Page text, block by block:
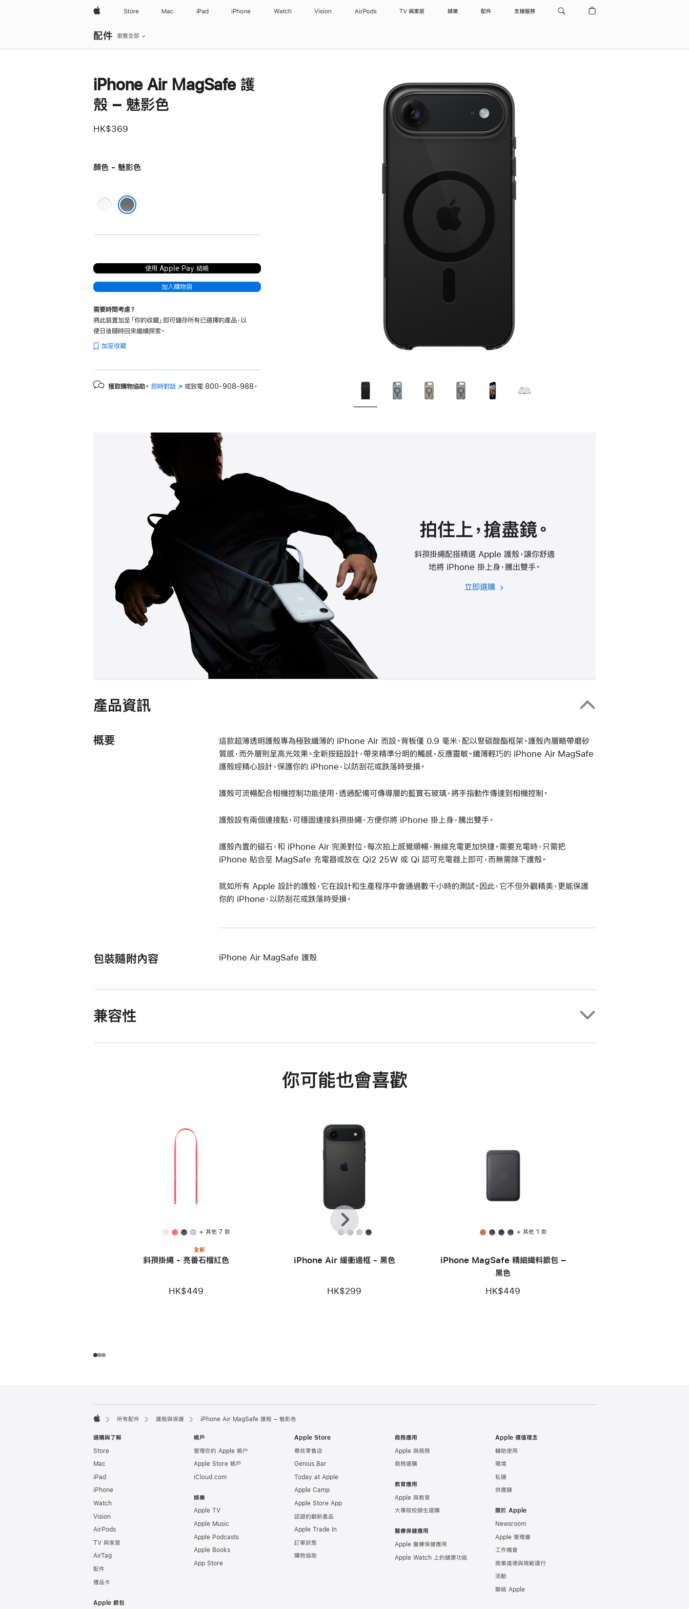
Apple Store Mac iPad iPhone Watch Vision AirPods TV 與家居 娛樂 配件 支援服務
配件
覽
瀏覽全部
iPhone Air MagSafe 護
殼 – 魅影色
HK$369
顏色 - 魅影色
霜
使用 Apple Pay 結帳
加入購物袋
需要時間考慮？
將此裝置加至「你的收藏」即可儲存所有已選擇的產品，以
便日後隨時回來繼續探索。
加至收藏
獲取購物協助。 即時對話 (以 或致電 800-908-988。
拍住上，搶盡鏡。
斜孭掛繩配搭精選 Apple 護殼，讓你舒適
地將 iPhone 掛上身，騰出雙手。
立即選購 適
產品資訊
概要
這款超薄透明護殼專為極致纖薄的 iPhone Air 而設。背板僅 0.9 毫米，配以聚碳酸酯框架。護殼內層略帶磨砂
質感，而外層則呈高光效果。全新按鈕設計，帶來精準分明的觸感，反應靈敏。纖薄輕巧的 iPhone Air MagSafe
護殼經精心設計，保護你的 iPhone，以防刮花或跌落時受損。
護殼可流暢配合相機控制功能使用，透過配備可傳導層的藍寶石玻璃，將手指動作傳達到相機控制。
護殼設有兩個連接點，可穩固連接斜孭掛繩，方便你將 iPhone 掛上身，騰出雙手。
護殼內置的磁石，和 iPhone Air 完美對位，每次拍上感覺順暢，無線充電更加快捷。需要充電時，只需把
iPhone 貼合至 MagSafe 充電器或放在 Qi2 25W 或 Qi 認可充電器上即可，而無需除下護殼。
就如所有 Apple 設計的護殼，它在設計和生產程序中會通過數千小時的測試。因此，它不但外觀精美，更能保護
你的 iPhone，以防刮花或跌落時受損。
包裝隨附內容 iPhone Air MagSafe 護殼
兼容性
你可能也會喜歡
+ 其他 7 款
全新
斜孭掛繩 - 亮番石榴紅色
HK$449
iPhone Air 緩衝邊框 - 黑色
HK$299
+ 其他 1 款
iPhone MagSafe 精細織料銀包 –
黑色
HK$449
上
一
頁
下
一
步
腳
所有配件 護殼與保護 iPhone Air MagSafe 護殼 – 魅影色
選購與了解
Store
Mac
iPad
iPhone
Watch
Vision
AirPods
TV 與家居
AirTag
配件
禮品卡
Apple 銀包
帳戶
管理你的 Apple 帳户
Apple Store 帳戶
iCloud.com
娛樂
Apple TV
Apple Music
Apple Podcasts
Apple Books
App Store
Apple Store
尋找零售店
Genius Bar
Today at Apple
Apple Camp
Apple Store App
認證的翻新產品
Apple Trade In
訂單狀態
購物協助
商務應用
Apple 與商務
商務選購
教育應用
Apple 與教育
大專院校師生選購
醫療保健應用
Apple 醫療保健應用
Apple Watch 上的健康功能
Apple 價值理念
輔助使用
環境
私隱
供應鏈
關於 Apple
Newsroom
Apple 管理層
工作機會
商業道德與規範遵行
活動
聯絡 Apple